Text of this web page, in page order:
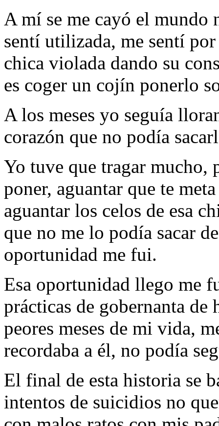
A mí se me cayó el mundo
sentí utilizada, me sentí
chica violada dando su
es coger un cojín ponerlo
A los meses yo seguía
corazón que no podía
Yo tuve que tragar mucho,
poner, aguantar que te
aguantar los celos de esa
que no me lo podía sacar
oportunidad me fui.
Esa oportunidad llego me
prácticas de gobernanta
peores meses de mi vida,
recordaba a él, no podía
El final de esta historia se
intentos de suicidios no